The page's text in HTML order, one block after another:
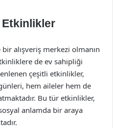
alışveriş merkezi olmanın
de ev sahipliği
çeşitli etkinlikler,
hem aileler hem de
Bu tür etkinlikler,
anlamda bir araya